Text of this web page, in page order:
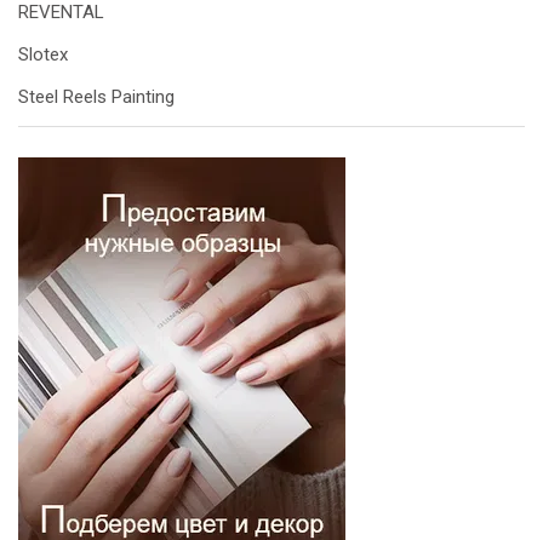
REVENTAL
Slotex
Steel Reels Painting